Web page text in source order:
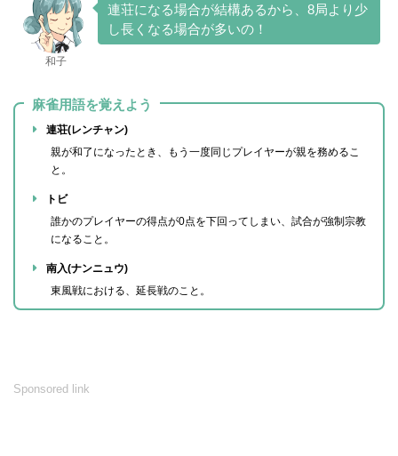
和子
連荘になる場合が結構あるから、8局より少
し長くなる場合が多いの！
麻雀用語を覚えよう
連荘(レンチャン)
親が和了になったとき、もう一度同じプレイヤーが親を務めるこ
と。
トビ
誰かのプレイヤーの得点が0点を下回ってしまい、試合が強制宗教
になること。
南入(ナンニュウ)
東風戦における、延長戦のこと。
Sponsored link